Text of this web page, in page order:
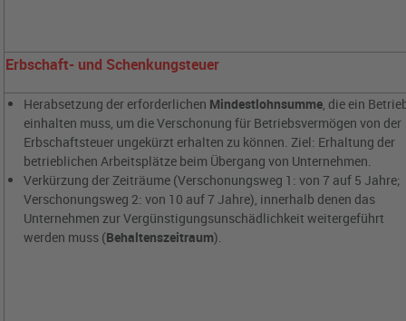
Erbschaft- und Schenkungsteuer
Herabsetzung der erforderlichen Mindestlohnsumme, die ein
einhalten muss, um die Verschonung für Betriebsvermögen von der
Erbschaftsteuer ungekürzt erhalten zu können. Ziel: Erhaltung der
betrieblichen Arbeitsplätze beim Übergang von Unternehmen.
Verkürzung der Zeiträume (Verschonungsweg 1: von 7 auf 5 Jahre;
Verschonungsweg 2: von 10 auf 7 Jahre), innerhalb denen das
Unternehmen zur Vergünstigungsunschädlichkeit weitergeführt
werden muss (Behaltenszeitraum).